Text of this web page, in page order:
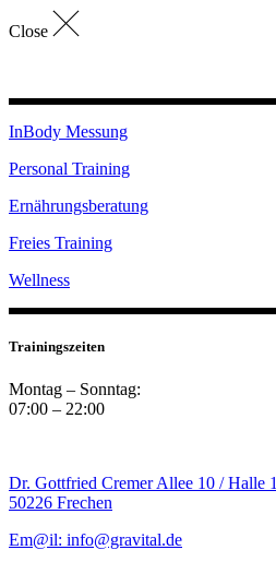
Close
InBody Messung
Personal Training
Ernährungsberatung
Freies Training
Wellness
Trainingszeiten
Montag – Sonntag:
07:00 – 22:00
Dr. Gottfried Cremer Allee 10 / Halle 1
50226 Frechen
Em@il: info@gravital.de